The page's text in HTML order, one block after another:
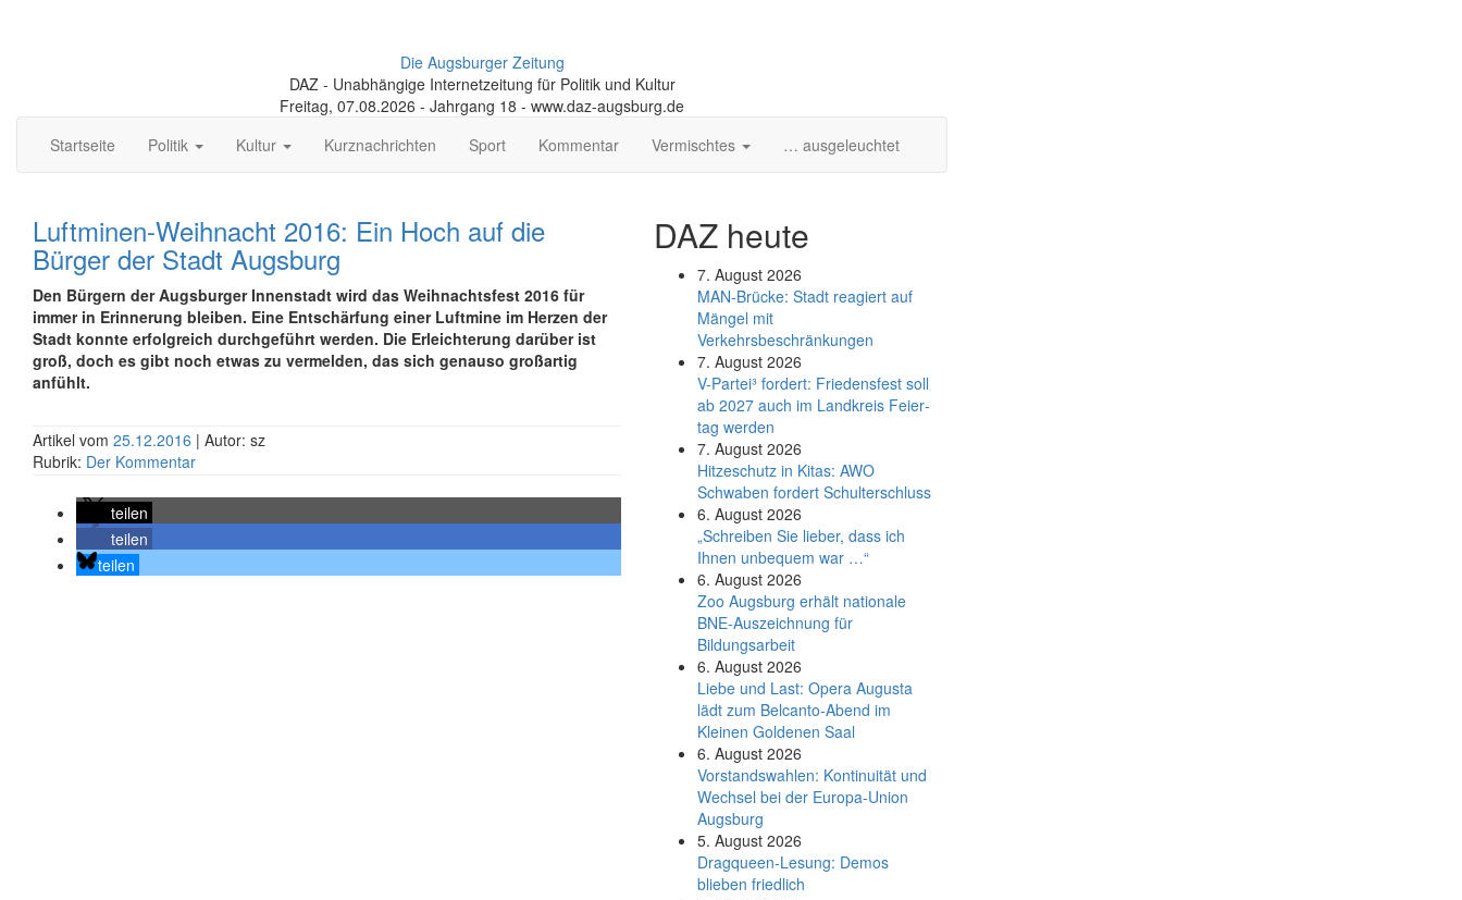
Die Augsburger Zeitung
DAZ - Unabhängige Internetzeitung für Politik und Kultur
Freitag, 07.08.2026 - Jahrgang 18 - www.daz-augsburg.de
Startseite
Politik Kultur Kurznachrichten Sport Kommentar Vermischtes … ausgeleuchtet
Luftminen-Weihnacht 2016: Ein Hoch auf die
Bürger der Stadt Augsburg
Den Bürgern der Augsburger Innenstadt wird das Weihnachtsfest 2016 für
immer in Erinnerung bleiben. Eine Entschärfung einer Luftmine im Herzen der
Stadt konnte erfolgreich durchgeführt werden. Die Erleichterung darüber ist
groß, doch es gibt noch etwas zu vermelden, das sich genauso großartig
anfühlt.
Artikel vom 25.12.2016 | Autor: sz
Rubrik: Der Kommentar
teilen
teilen
teilen
DAZ heute
7. August 2026
MAN-Brücke: Stadt reagiert auf
Mängel mit
Verkehrsbeschränkungen
7. August 2026
V-Partei­³ fordert: Friedens­fest soll
ab 2027 auch im Land­kreis Feier­
tag werden
7. August 2026
Hitzeschutz in Kitas: AWO
Schwaben fordert Schulterschluss
6. August 2026
„Schreiben Sie lieber, dass ich
Ihnen unbequem war …“
6. August 2026
Zoo Augsburg erhält nationale
BNE-Auszeichnung für
Bildungsarbeit
6. August 2026
Liebe und Last: Opera Augusta
lädt zum Belcanto-Abend im
Kleinen Goldenen Saal
6. August 2026
Vorstandswahlen: Kontinuität und
Wechsel bei der Europa-Union
Augsburg
5. August 2026
Dragqueen-Lesung: Demos
blieben friedlich